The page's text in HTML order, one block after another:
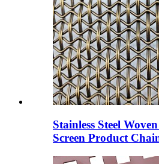
Stainless Steel
Screen Product